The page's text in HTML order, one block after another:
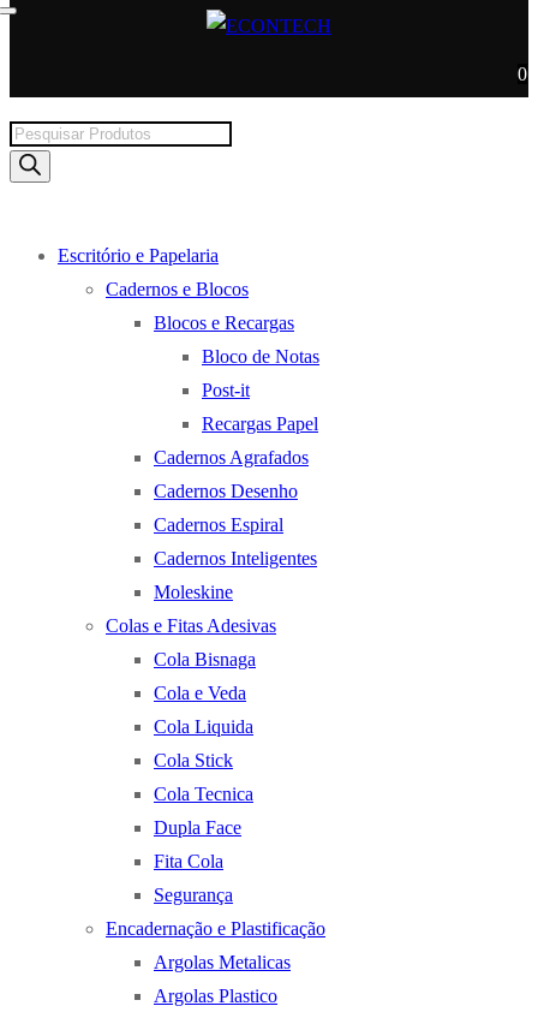
0
Products
search
Escritório e Papelaria
Cadernos e Blocos
Blocos e Recargas
Bloco de Notas
Post-it
Recargas Papel
Cadernos Agrafados
Cadernos Desenho
Cadernos Espiral
Cadernos Inteligentes
Moleskine
Colas e Fitas Adesivas
Cola Bisnaga
Cola e Veda
Cola Liquida
Cola Stick
Cola Tecnica
Dupla Face
Fita Cola
Segurança
Encadernação e Plastificação
Argolas Metalicas
Argolas Plastico